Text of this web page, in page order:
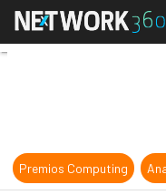
Premios Computing